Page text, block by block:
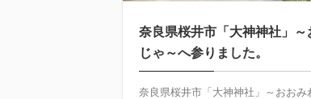
奈良県桜井市「大神神社」
じゃ～へ参りました。
奈良県桜井市「大神神社」～おおみ